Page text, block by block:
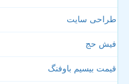
طراحی سایت
فیش حج
قیمت بیسیم باوفنگ